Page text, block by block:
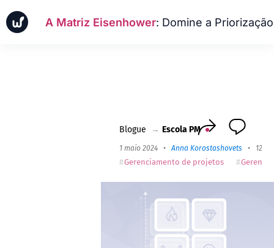
A Matriz Eisenhower: Domine a Priorização de Tarefas para Gestão do Tempo
Blogue → Escola PM
1 maio 2024 •Anna Korostashovets • 12
Gerenciamento de projetos